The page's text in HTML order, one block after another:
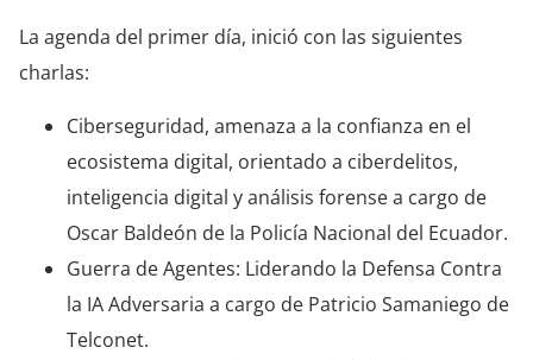
La agenda del primer día, inició con las siguientes
charlas:
Ciberseguridad, amenaza a la confianza en el
ecosistema digital, orientado a ciberdelitos,
inteligencia digital y análisis forense a cargo de
Oscar Baldeón de la Policía Nacional del Ecuador.
Guerra de Agentes: Liderando la Defensa Contra
la IA Adversaria a cargo de Patricio Samaniego de
Telconet.